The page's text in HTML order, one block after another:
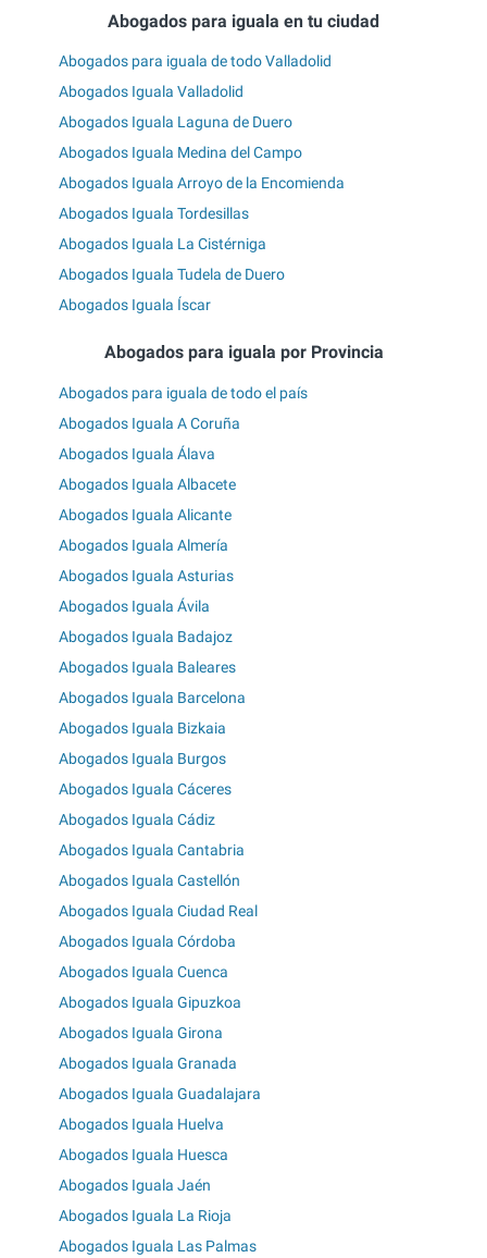
Abogados para iguala en tu ciudad
Abogados para iguala de todo Valladolid
Abogados Iguala Valladolid
Abogados Iguala Laguna de Duero
Abogados Iguala Medina del Campo
Abogados Iguala Arroyo de la Encomienda
Abogados Iguala Tordesillas
Abogados Iguala La Cistérniga
Abogados Iguala Tudela de Duero
Abogados Iguala Íscar
Abogados para iguala por Provincia
Abogados para iguala de todo el país
Abogados Iguala A Coruña
Abogados Iguala Álava
Abogados Iguala Albacete
Abogados Iguala Alicante
Abogados Iguala Almería
Abogados Iguala Asturias
Abogados Iguala Ávila
Abogados Iguala Badajoz
Abogados Iguala Baleares
Abogados Iguala Barcelona
Abogados Iguala Bizkaia
Abogados Iguala Burgos
Abogados Iguala Cáceres
Abogados Iguala Cádiz
Abogados Iguala Cantabria
Abogados Iguala Castellón
Abogados Iguala Ciudad Real
Abogados Iguala Córdoba
Abogados Iguala Cuenca
Abogados Iguala Gipuzkoa
Abogados Iguala Girona
Abogados Iguala Granada
Abogados Iguala Guadalajara
Abogados Iguala Huelva
Abogados Iguala Huesca
Abogados Iguala Jaén
Abogados Iguala La Rioja
Abogados Iguala Las Palmas